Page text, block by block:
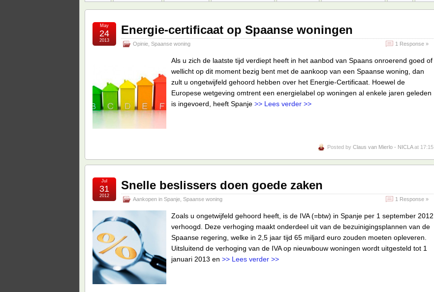
Energie-certificaat op Spaanse woningen
Opinie Spaanse woning 1 Response »
May
24
2013
Als u zich de laatste tijd verdiept heeft in het aanbod van Spaans onroerend goed of
wellicht op dit moment bezig bent met de aankoop van een Spaanse woning, dan
zult u ongetwijfeld gehoord hebben over het Energie-Certificaat. Hoewel de
Europese wetgeving omtrent een energielabel op woningen al enkele jaren geleden
is ingevoerd, heeft Spanje >> Lees verder >>
Posted by Claus van Mierlo - NICLAat 17:15
Snelle beslissers doen goede zaken
Aankopen in Spanje Spaanse woning 1 Response »
Jul
31
2012
Zoals u ongetwijfeld gehoord heeft, is de IVA (=btw) in Spanje per 1 september 2012
verhoogd. Deze verhoging maakt onderdeel uit van de bezuinigingsplannen van de
Spaanse regering, welke in 2,5 jaar tijd 65 miljard euro zouden moeten opleveren.
Uitsluitend de verhoging van de IVA op nieuwbouw woningen wordt uitgesteld tot 1
januari 2013 en >> Lees verder >>